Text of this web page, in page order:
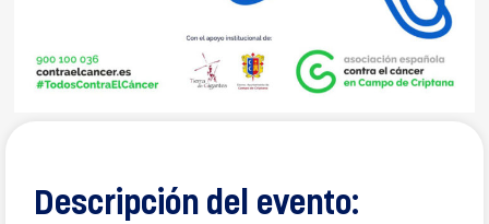
Descripción del evento: